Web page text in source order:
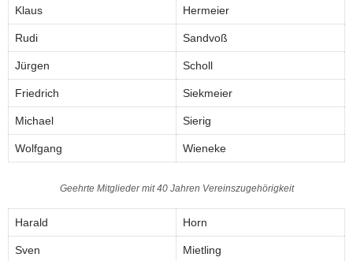
Klaus Hermeier
Rudi Sandvoß
Jürgen Scholl
Friedrich Siekmeier
Michael Sierig
Wolfgang Wieneke
Geehrte Mitglieder mit 40 Jahren Vereinszugehörigkeit
Harald Horn
Sven Mietling